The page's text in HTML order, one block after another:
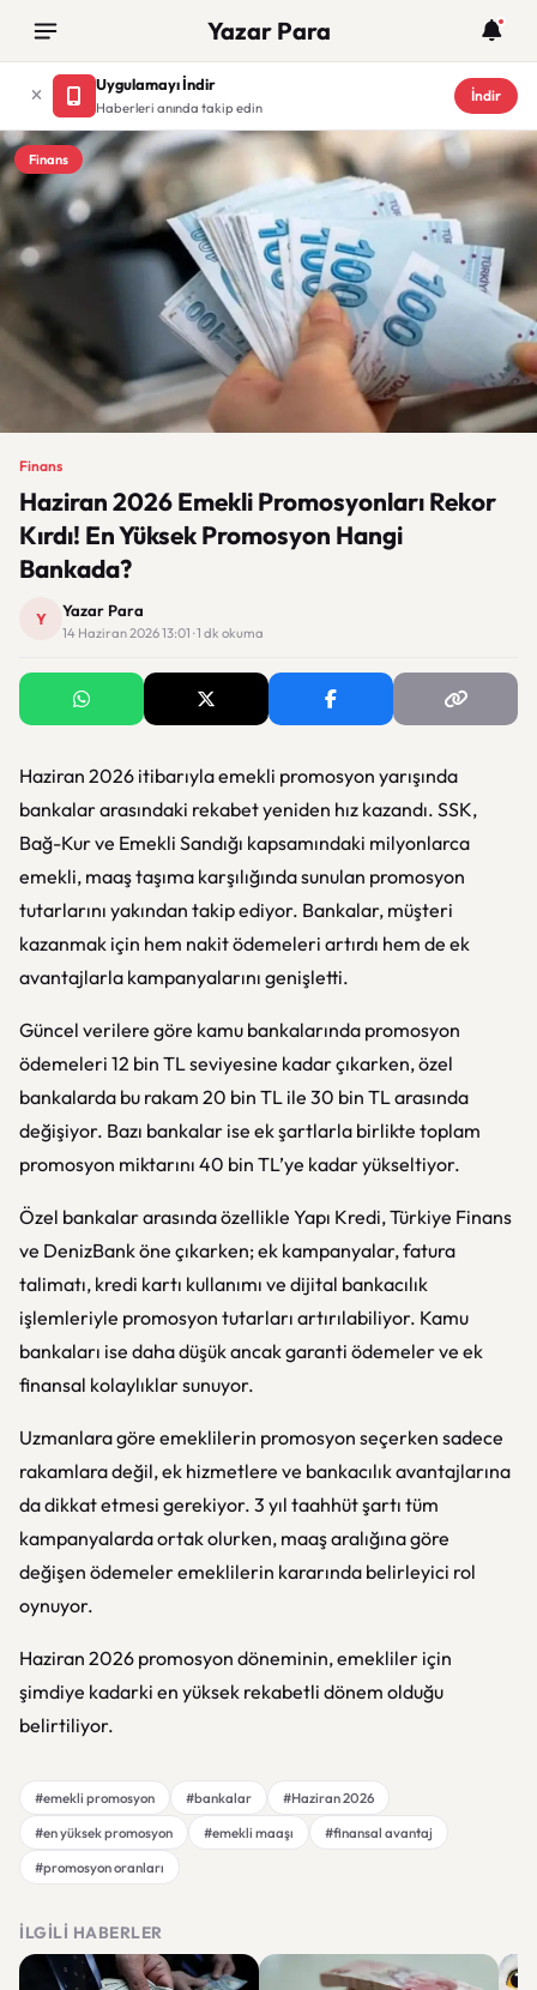
Yazar Para
Uygulamayı İndir
Haberleri anında takip edin
İndir
Finans
Finans
Haziran 2026 Emekli Promosyonları Rekor
Kırdı! En Yüksek Promosyon Hangi
Bankada?
Y Yazar Para
14 Haziran 2026 13:01 · 1 dk okuma
Haziran 2026 itibarıyla emekli promosyon yarışında
bankalar arasındaki rekabet yeniden hız kazandı. SSK,
Bağ-Kur ve Emekli Sandığı kapsamındaki milyonlarca
emekli, maaş taşıma karşılığında sunulan promosyon
tutarlarını yakından takip ediyor. Bankalar, müşteri
kazanmak için hem nakit ödemeleri artırdı hem de ek
avantajlarla kampanyalarını genişletti.
Güncel verilere göre kamu bankalarında promosyon
ödemeleri 12 bin TL seviyesine kadar çıkarken, özel
bankalarda bu rakam 20 bin TL ile 30 bin TL arasında
değişiyor. Bazı bankalar ise ek şartlarla birlikte toplam
promosyon miktarını 40 bin TL’ye kadar yükseltiyor.
Özel bankalar arasında özellikle Yapı Kredi, Türkiye Finans
ve DenizBank öne çıkarken; ek kampanyalar, fatura
talimatı, kredi kartı kullanımı ve dijital bankacılık
işlemleriyle promosyon tutarları artırılabiliyor. Kamu
bankaları ise daha düşük ancak garanti ödemeler ve ek
finansal kolaylıklar sunuyor.
Uzmanlara göre emeklilerin promosyon seçerken sadece
rakamlara değil, ek hizmetlere ve bankacılık avantajlarına
da dikkat etmesi gerekiyor. 3 yıl taahhüt şartı tüm
kampanyalarda ortak olurken, maaş aralığına göre
değişen ödemeler emeklilerin kararında belirleyici rol
oynuyor.
Haziran 2026 promosyon döneminin, emekliler için
şimdiye kadarki en yüksek rekabetli dönem olduğu
belirtiliyor.
#emekli promosyon #bankalar
#Haziran 2026
#en yüksek promosyon
#emekli maaşı
#finansal avantaj
#promosyon oranları
İLGILI HABERLER